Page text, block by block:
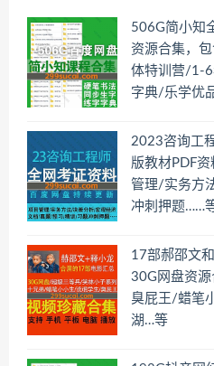
506G简小知
资源合集，
体特训营/1-
字典/乐学优
2023咨询工
版教材PDF
管理/实务方
冲刺押题……
17部郝邵文
30G网盘资
臭屁王/蜡笔
湖…等